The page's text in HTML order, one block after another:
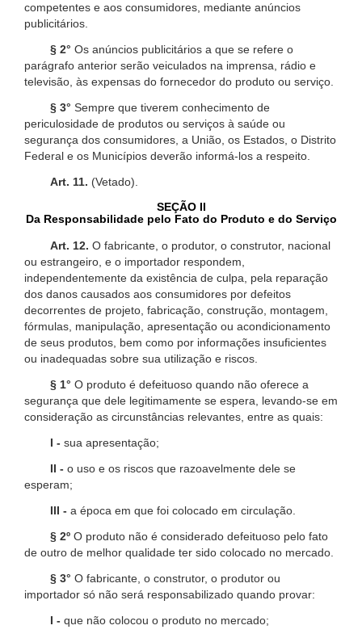
competentes e aos consumidores, mediante anúncios
publicitários.
§ 2° Os anúncios publicitários a que se refere o
parágrafo anterior serão veiculados na imprensa, rádio e
televisão, às expensas do fornecedor do produto ou serviço.
§ 3° Sempre que tiverem conhecimento de
periculosidade de produtos ou serviços à saúde ou
segurança dos consumidores, a União, os Estados, o Distrito
Federal e os Municípios deverão informá-los a respeito.
Art. 11. (Vetado).
SEÇÃO II
Da Responsabilidade pelo Fato do Produto e do Serviço
Art. 12. O fabricante, o produtor, o construtor, nacional
ou estrangeiro, e o importador respondem,
independentemente da existência de culpa, pela reparação
dos danos causados aos consumidores por defeitos
decorrentes de projeto, fabricação, construção, montagem,
fórmulas, manipulação, apresentação ou acondicionamento
de seus produtos, bem como por informações insuficientes
ou inadequadas sobre sua utilização e riscos.
§ 1° O produto é defeituoso quando não oferece a
segurança que dele legitimamente se espera, levando-se em
consideração as circunstâncias relevantes, entre as quais:
I - sua apresentação;
II - o uso e os riscos que razoavelmente dele se
esperam;
III - a época em que foi colocado em circulação.
§ 2º O produto não é considerado defeituoso pelo fato
de outro de melhor qualidade ter sido colocado no mercado.
§ 3° O fabricante, o construtor, o produtor ou
importador só não será responsabilizado quando provar:
I - que não colocou o produto no mercado;